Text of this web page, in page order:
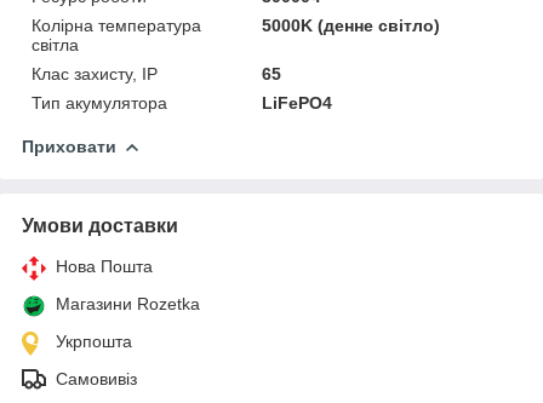
Колірна температура
світла
5000K (денне світло)
Клас захисту, IP
65
Тип акумулятора
LiFePO4
Приховати
Умови доставки
Нова Пошта
Магазини Rozetka
Укрпошта
Самовивіз